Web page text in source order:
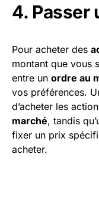
4. Passer
Pour acheter des
montant que vous
entre un ordre au
vos préférences.
d’acheter les
marché, tandis
fixer un prix
acheter.